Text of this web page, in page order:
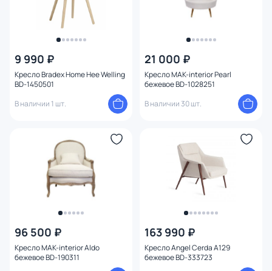
9 990 ₽
Кресло Bradex Home Hee Welling
BD-1450501
В наличии 1 шт.
21 000 ₽
Кресло MAK-interior Pearl
бежевое BD-1028251
В наличии 30 шт.
96 500 ₽
Кресло MAK-interior Aldo
бежевое BD-190311
163 990 ₽
Кресло Angel Cerda A129
бежевое BD-333723
Бренд
Цвет
Материал
Тип помещения
Назначение